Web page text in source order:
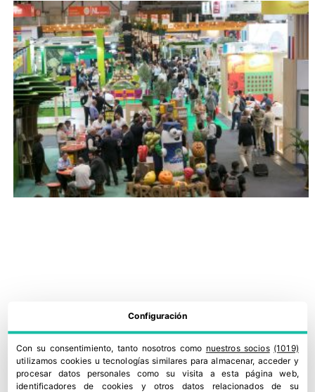
Fruit Attraction 2026 apunta a una edición récord
22 julio, 2026
Configuración
Con su consentimiento, tanto nosotros como nuestros socios (1019)
utilizamos cookies u tecnologías similares para almacenar, acceder y
procesar datos personales como su visita a esta página web,
identificadores de cookies y otros datos relacionados de su